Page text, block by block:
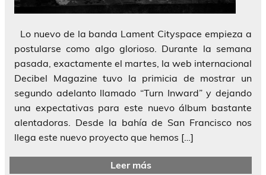
Lo nuevo de la banda Lament Cityspace empieza a
postularse como algo glorioso. Durante la semana
pasada, exactamente el martes, la web internacional
Decibel Magazine tuvo la primicia de mostrar un
segundo adelanto llamado “Turn Inward” y dejando
una expectativas para este nuevo álbum bastante
alentadoras. Desde la bahía de San Francisco nos
llega este nuevo proyecto que hemos […]
Leer más